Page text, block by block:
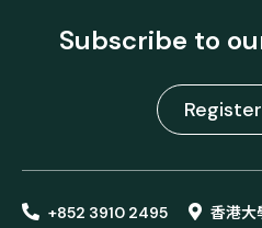
Subscribe to
+852 3910 2495
香港大